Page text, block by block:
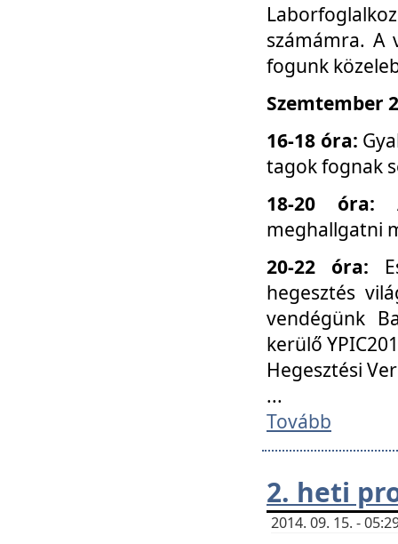
számámra. A
fogunk
Szemtember
16-18 óra:
tagok fognak
18-20 óra:
meghallgatni
20-22 óra:
hegesztés
vendégünk
kerülő
Hegesztési
...
Tovább
2. heti
2014. 09. 15. -